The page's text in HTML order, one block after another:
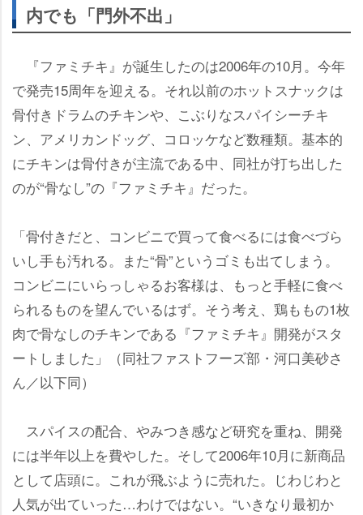
内でも「門外不出」
『ファミチキ』が誕生したのは2006年の10月。今年
で発売15周年を迎える。それ以前のホットスナックは
骨付きドラムのチキンや、こぶりなスパイシーチキ
ン、アメリカンドッグ、コロッケなど数種類。基本的
にチキンは骨付きが主流である中、同社が打ち出した
のが“骨なし”の『ファミチキ』だった。
「骨付きだと、コンビニで買って食べるには食べづら
いし手も汚れる。また“骨”というゴミも出てしまう。
コンビニにいらっしゃるお客様は、もっと手軽に食べ
られるものを望んでいるはず。そう考え、鶏ももの1枚
肉で骨なしのチキンである『ファミチキ』開発がスタ
ートしました」（同社ファストフーズ部・河口美砂さ
ん／以下同）
スパイスの配合、やみつき感など研究を重ね、開発
には半年以上を費やした。そして2006年10月に新商品
として店頭に。これが飛ぶように売れた。じわじわと
人気が出ていった…わけではない。“いきなり最初か